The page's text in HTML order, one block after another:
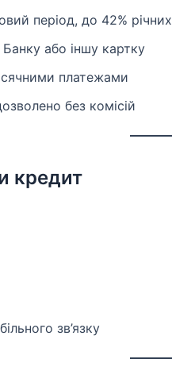
період, до 42% річних
або іншу картку
платежами
без комісій
кредит
зв’язку